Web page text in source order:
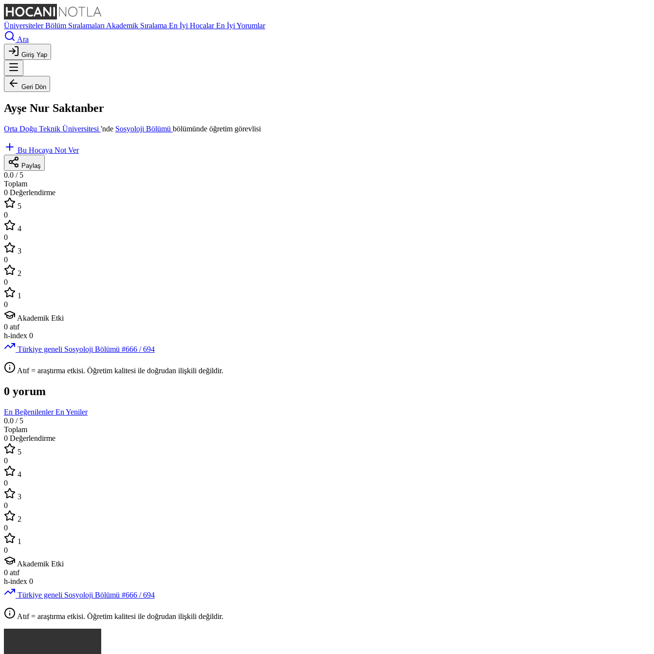
ÜniversitelerBölüm Sıralamaları Akademik Sıralama En İyi HocalarEn İyi Yorumlar
Ara
Giriş Yap
Geri Dön
Ayşe Nur Saktanber
Orta Doğu Teknik Üniversitesi 'nde Sosyoloji Bölümü bölümünde öğretim görevlisi
Bu Hocaya Not Ver
Paylaş
0.0 / 5
Toplam
0 Değerlendirme
5
0
4
0
3
0
2
0
1
0
Akademik Etki
0 atıf
h-index 0
Türkiye geneli Sosyoloji Bölümü #666 / 694
Atıf = araştırma etkisi. Öğretim kalitesi ile doğrudan ilişkili değildir.
0 yorum
En BeğenilenlerEn Yeniler
0.0 / 5
Toplam
0 Değerlendirme
5
0
4
0
3
0
2
0
1
0
Akademik Etki
0 atıf
h-index 0
Türkiye geneli Sosyoloji Bölümü #666 / 694
Atıf = araştırma etkisi. Öğretim kalitesi ile doğrudan ilişkili değildir.